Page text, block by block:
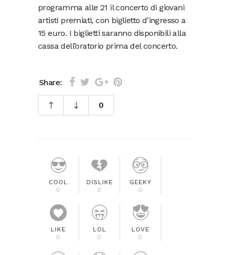
programma alle 21 il concerto di giovani
artisti premiati, con biglietto d’ingresso a
15 euro. I biglietti saranno disponibili alla
cassa dell’oratorio prima del concerto.
Share:
0
COOL
0
DISLIKE
0
GEEKY
0
LIKE
0
LOL
0
LOVE
0